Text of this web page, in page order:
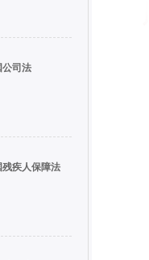
公司法
疾人保障法